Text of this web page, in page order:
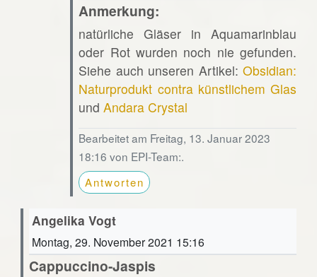
Anmerkung:
natürliche Gläser in Aquamarinblau
oder Rot wurden noch nie gefunden.
Siehe auch unseren Artikel:Obsidian:
Naturprodukt contra künstlichem Glas
undAndara Crystal
Bearbeitet am Freitag, 13. Januar 2023
18:16 von EPI-Team:.
Antworten
Angelika Vogt
Montag, 29. November 2021 15:16
Cappuccino-Jaspis